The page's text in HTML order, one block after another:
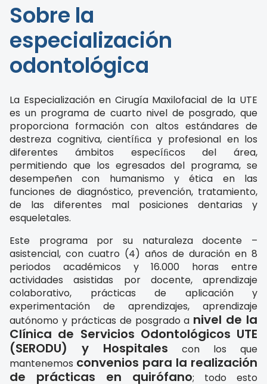
Sobre la
especialización
odontológica
La Especialización en Cirugía Maxilofacial de la UTE
es un programa de cuarto nivel de posgrado, que
proporciona formación con altos estándares de
destreza cognitiva, cientíﬁca y profesional en los
diferentes ámbitos especíﬁcos del área,
permitiendo que los egresados del programa, se
desempeñen con humanismo y ética en las
funciones de diagnóstico, prevención, tratamiento,
de las diferentes mal posiciones dentarias y
esqueletales.
Este programa por su naturaleza docente –
asistencial, con cuatro (4) años de duración en 8
periodos académicos y 16.000 horas entre
actividades asistidas por docente, aprendizaje
colaborativo, prácticas de aplicación y
experimentación de aprendizajes, aprendizaje
autónomo y prácticas de posgrado a nivel de la
Clínica de Servicios Odontológicos UTE
(SERODU) y Hospitales con los que
mantenemos convenios para la realización
de prácticas en quirófano; todo esto